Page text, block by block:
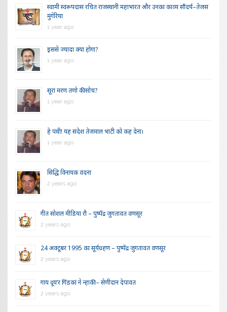
स्वामी स्वरूपदास रचित राजस्थानी महाभारत और उनका काव्य सौंदर्य–तेजस
मुंगेरिया
1 year ago
इससे ज्यादा क्या होगा?
1 year ago
सूरां मरण तणो की सोच?
1 year ago
हे पंथी! यह संदेश तेजमाल भाटी को कह देना।
1 year ago
सिद्धि विनायक वंदना
2 years ago
गीत सोशल मीडिया रौ – पुष्पेंद्र जुगतावत वणसूर
2 years ago
24 अक्टूबर 1995 का सूर्यग्रहण – पुष्पेंद्र जुगतावत वणसूर
2 years ago
गाय दूय’र गिंडकां ने न्हाकी – सेणीदान देपावत
2 years ago